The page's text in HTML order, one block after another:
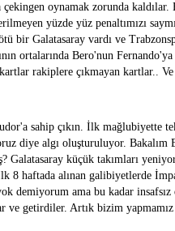
oynamak zorunda
yüzde yüz penaltımızı
bir Galatasaray vardı ve
ortalarında Bero'nun
rakiplere çıkmayan kartlar..
sahip çıkın. İlk mağlubiyette
diye algı oluşturuluyor. Bakalım
Galatasaray küçük takımları
8 haftada alınan galibiyetlerde
demiyorum ama bu kadar
ve getirdiler. Artık bizim